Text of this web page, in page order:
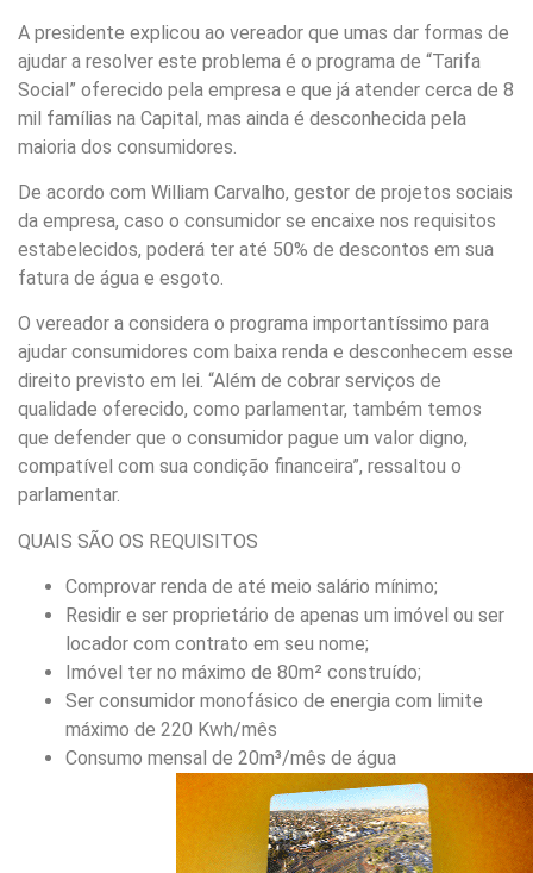
A presidente explicou ao vereador que umas dar formas de
ajudar a resolver este problema é o programa de “Tarifa
Social” oferecido pela empresa e que já atender cerca de 8
mil famílias na Capital, mas ainda é desconhecida pela
maioria dos consumidores.
De acordo com William Carvalho, gestor de projetos sociais
da empresa, caso o consumidor se encaixe nos requisitos
estabelecidos, poderá ter até 50% de descontos em sua
fatura de água e esgoto.
O vereador a considera o programa importantíssimo para
ajudar consumidores com baixa renda e desconhecem esse
direito previsto em lei. “Além de cobrar serviços de
qualidade oferecido, como parlamentar, também temos
que defender que o consumidor pague um valor digno,
compatível com sua condição financeira”, ressaltou o
parlamentar.
QUAIS SÃO OS REQUISITOS
Comprovar renda de até meio salário mínimo;
Residir e ser proprietário de apenas um imóvel ou ser
locador com contrato em seu nome;
Imóvel ter no máximo de 80m² construído;
Ser consumidor monofásico de energia com limite
máximo de 220 Kwh/mês
Consumo mensal de 20m³/mês de água